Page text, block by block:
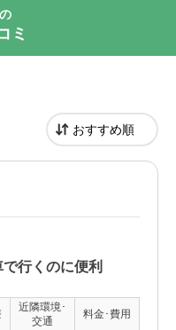
ミ
行くのに便利
近隣環境･
交通
料金･費用